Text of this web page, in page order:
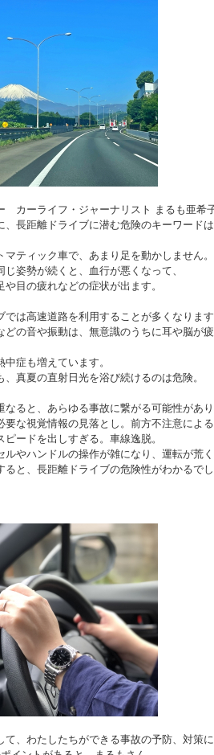
カーライフ・ジャーナリスト まるも亜希
、長距離ドライブに潜む危険のキーワード
ティック車で、あまり足を動かしません。
姿勢が続くと、血行が悪くなって、
目の疲れなどの症状が出ます。
では高速道路を利用することが多くなりま
どの音や振動は、無意識のうちに耳や脳が
症も増えています。
真夏の直射日光を浴び続けるのは危険。
なると、あらゆる事故に繋がる可能性があ
要な視覚情報の見落とし。前方不注意によ
ードを出しすぎる。車線逸脱。
ルやハンドルの操作が雑になり、運転が荒
ると、長距離ドライブの危険性がわかるで
て、わたしたちができる事故の予防、対策